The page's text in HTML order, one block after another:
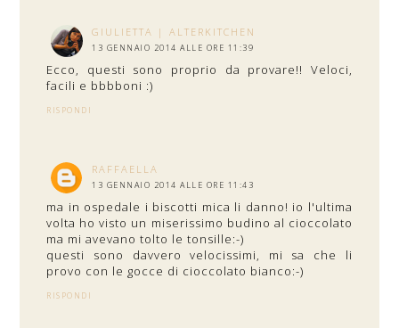
GIULIETTA | ALTERKITCHEN
13 GENNAIO 2014 ALLE ORE 11:39
Ecco, questi sono proprio da provare!! Veloci,
facili e bbbboni :)
RISPONDI
RAFFAELLA
13 GENNAIO 2014 ALLE ORE 11:43
ma in ospedale i biscotti mica li danno! io l'ultima
volta ho visto un miserissimo budino al cioccolato
ma mi avevano tolto le tonsille:-)
questi sono davvero velocissimi, mi sa che li
provo con le gocce di cioccolato bianco:-)
RISPONDI